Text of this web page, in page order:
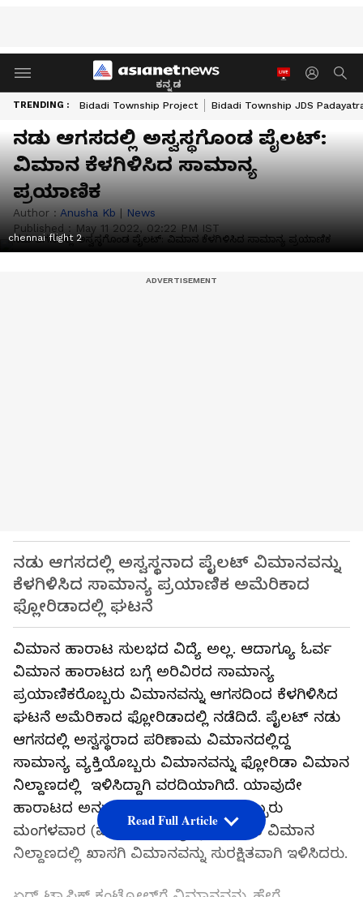
ಕನ್ನಡ
TRENDING : Bidadi Township Project Bidadi Township JDS
ನಡು ಆಗಸದಲ್ಲಿ ಅಸ್ವಸ್ಥಗೊಂಡ ಪೈಲಟ್‌:
ವಿಮಾನ ಕೆಳಗಿಳಿಸಿದ ಸಾಮಾನ್ಯ
ಪ್ರಯಾಣಿಕ
Author : Anusha Kb | News
Published : May 11 2022, 02:22 PM IST
chennai flight 2
ನಡು ಆಗಸದಲ್ಲಿ ಅಸ್ವಸ್ಥನಾದ ಪೈಲಟ್‌ ವಿಮಾನವನ್ನು
ಕೆಳಗಿಳಿಸಿದ ಸಾಮಾನ್ಯ ಪ್ರಯಾಣಿಕ ಅಮೆರಿಕಾದ
ಫ್ಲೋರಿಡಾದಲ್ಲಿ ಘಟನೆ
ವಿಮಾನ ಹಾರಾಟ ಸುಲಭದ ವಿದ್ಯೆ ಅಲ್ಲ. ಆದಾಗ್ಯೂ ಓರ್ವ
ವಿಮಾನ ಹಾರಾಟದ ಬಗ್ಗೆ ಅರಿವಿರದ ಸಾಮಾನ್ಯ
ಪ್ರಯಾಣಿಕರೊಬ್ಬರು ವಿಮಾನವನ್ನು ಆಗಸದಿಂದ ಕೆಳಗಿಳಿಸಿದ
ಘಟನೆ ಅಮೆರಿಕಾದ ಫ್ಲೋರಿಡಾದಲ್ಲಿ ನಡೆದಿದೆ. ಪೈಲಟ್ ನಡು
ಆಗಸದಲ್ಲಿ ಅಸ್ವಸ್ಥರಾದ ಪರಿಣಾಮ ವಿಮಾನದಲ್ಲಿದ್ದ
ಸಾಮಾನ್ಯ ವ್ಯಕ್ತಿಯೊಬ್ಬರು ವಿಮಾನವನ್ನು ಫ್ಲೋರಿಡಾ ವಿಮಾನ
ನಿಲ್ದಾಣದಲ್ಲಿ ಇಳಿಸಿದ್ದಾಗಿ ವರದಿಯಾಗಿದೆ. ಯಾವುದೇ
ಹಾರಾಟದ ಅನುಭವವಿಲ್ಲದ ಪ್ರಯಾಣಿಕರೊಬ್ಬರು
ಮಂಗಳವಾರ (ಮೇ 10) ಮಧ್ಯಾಹ್ನ ಫ್ಲೋರಿಡಾ ವಿಮಾನ
ನಿಲ್ದಾಣದಲ್ಲಿ ಖಾಸಗಿ ವಿಮಾನವನ್ನು ಸುರಕ್ಷಿತವಾಗಿ ಇಳಿಸಿದರು.
Read Full Article